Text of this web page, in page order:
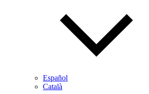
Español
Català